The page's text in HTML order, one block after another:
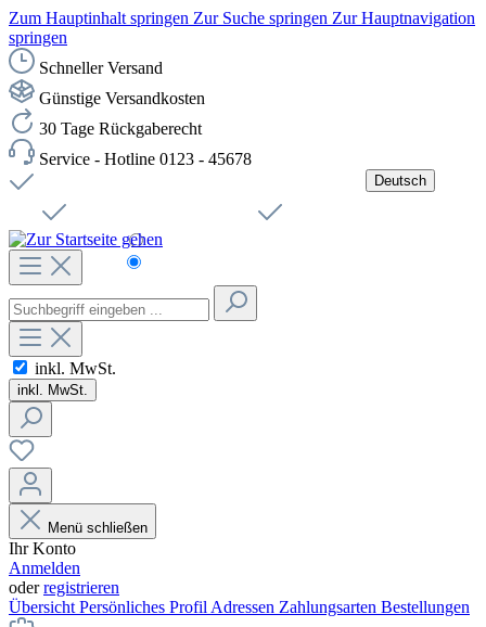
Zum Hauptinhalt springen Zur Suche springen Zur Hauptnavigation
springen
Schneller Versand
Günstige Versandkosten
30 Tage Rückgaberecht
Service - Hotline 0123 - 45678
Deutsch
Čeština
inkl. MwSt.
inkl. MwSt.
Menü schließen
Ihr Konto
Anmelden
oderregistrieren
Übersicht Persönliches Profil Adressen Zahlungsarten Bestellungen